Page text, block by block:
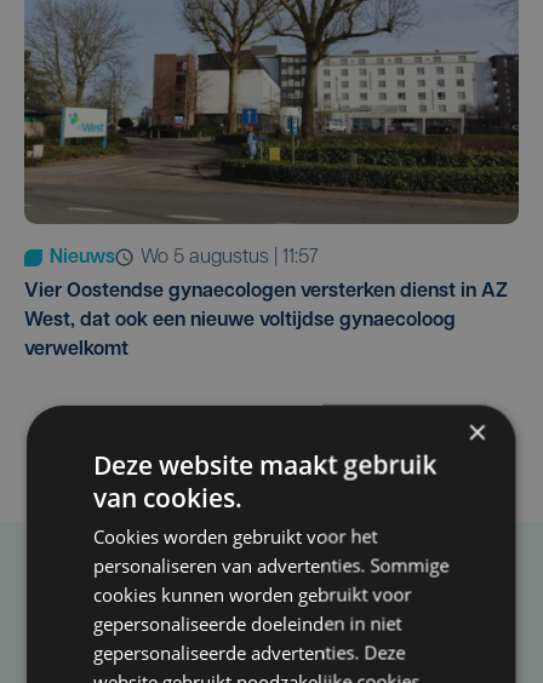
Nieuws
wo 5 augustus | 11:57
Vier Oostendse gynaecologen versterken dienst in AZ
West, dat ook een nieuwe voltijdse gynaecoloog
verwelkomt
Taalfout opgemerkt?
Heb je een taal- of schrijffout opgemerkt in dit
artikel?
×
Deze website maakt gebruik
van cookies.
Cookies worden gebruikt voor het
personaliseren van advertenties. Sommige
cookies kunnen worden gebruikt voor
gepersonaliseerde doeleinden in niet
gepersonaliseerde advertenties. Deze